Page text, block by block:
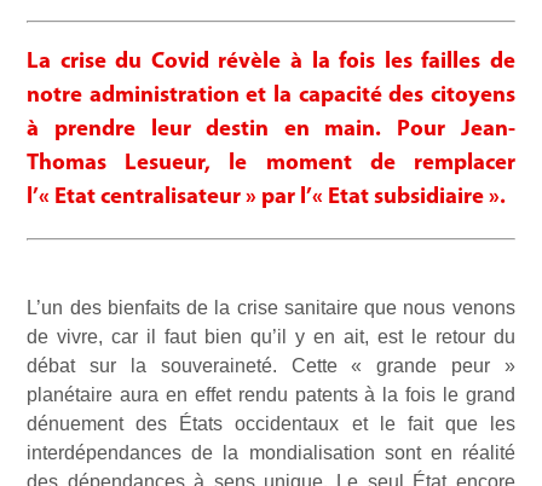
La crise du Covid révèle à la fois les failles de
notre administration et la capacité des citoyens
à prendre leur destin en main. Pour Jean-
Thomas Lesueur, le moment de remplacer
l’« Etat centralisateur » par l’« Etat subsidiaire ».
L’un des bienfaits de la crise sanitaire que nous venons
de vivre, car il faut bien qu’il y en ait, est le retour du
débat sur la souveraineté. Cette « grande peur »
planétaire aura en effet rendu patents à la fois le grand
dénuement des États occidentaux et le fait que les
interdépendances de la mondialisation sont en réalité
des dépendances à sens unique. Le seul État encore